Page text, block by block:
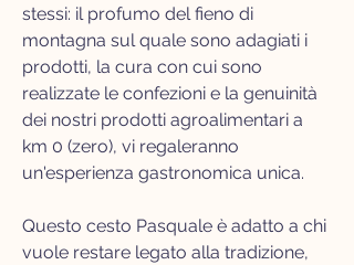
stessi: il profumo del fieno di
montagna sul quale sono adagiati i
prodotti, la cura con cui sono
realizzate le confezioni e la genuinità
dei nostri prodotti agroalimentari a
km 0 (zero), vi regaleranno
un'esperienza gastronomica unica.
Questo cesto Pasquale è adatto a chi
vuole restare legato alla tradizione,